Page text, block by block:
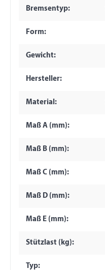
Bremsentyp:
Form:
Gewicht:
Hersteller:
Material:
Maß A (mm):
Maß B (mm):
Maß C (mm):
Maß D (mm):
Maß E (mm):
Stützlast (kg):
Typ: